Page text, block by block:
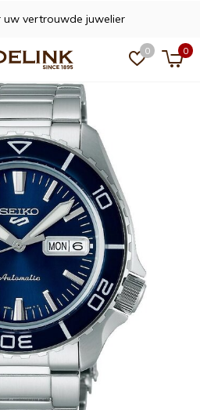
0 0
uw vertrouwde juwelier